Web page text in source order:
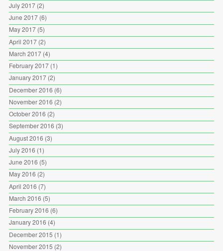
July 2017(2)
June 2017(6)
May 2017(5)
April 2017(2)
March 2017(4)
February 2017(1)
January 2017(2)
December 2016 (6)
November 2016 (2)
October 2016 (2)
September 2016 (3)
August 2016 (3)
July 2016 (1)
June 2016 (5)
May 2016 (2)
April 2016 (7)
March 2016 (5)
February 2016 (6)
January 2016 (4)
December 2015 (1)
November 2015 (2)